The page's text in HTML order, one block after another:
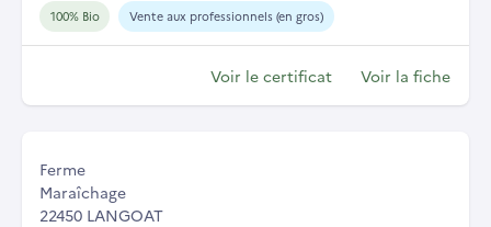
100% Bio Vente aux professionnels (en gros)
Voir le certificat Voir la fiche
Ferme
Maraîchage
22450 LANGOAT